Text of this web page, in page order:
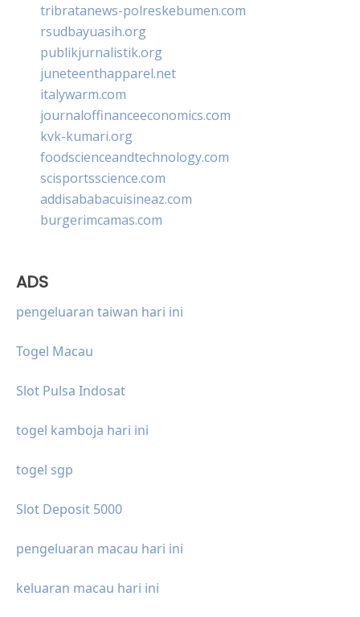
tribratanews-polreskebumen.com
rsudbayuasih.org
publikjurnalistik.org
juneteenthapparel.net
italywarm.com
journaloffinanceeconomics.com
kvk-kumari.org
foodscienceandtechnology.com
scisportsscience.com
addisababacuisineaz.com
burgerimcamas.com
ADS
pengeluaran taiwan hari ini
Togel Macau
Slot Pulsa Indosat
togel kamboja hari ini
togel sgp
Slot Deposit 5000
pengeluaran macau hari ini
keluaran macau hari ini